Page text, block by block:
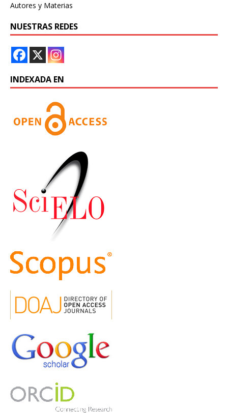
Autores y Materias
NUESTRAS REDES
INDEXADA EN